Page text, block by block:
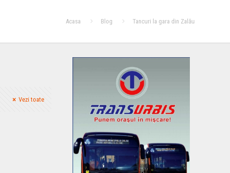
Acasa Blog Tancuri la gara din Zalău
Vezi toate